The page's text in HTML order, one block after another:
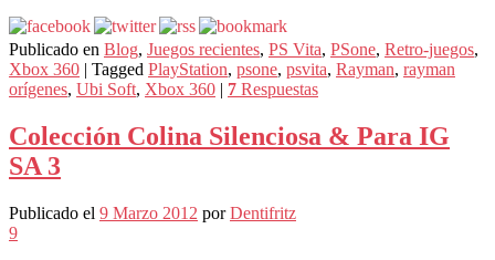
Publicado en Blog, Juegos recientes, PS Vita, PSone, Retro-juegos,
Xbox 360 | Tagged PlayStation, psone, psvita, Rayman, rayman
orígenes, Ubi Soft, Xbox 360 | 7 Respuestas
Colección Colina Silenciosa & Para IG
SA 3
Publicado el 9 Marzo 2012 porDentifritz
9